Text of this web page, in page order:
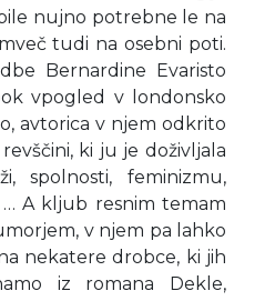
bile nujno potrebne le na
tudi na osebni poti.
Bernardine Evaristo
vpogled v londonsko
avtorica v njem odkrito
ki ju je doživljala
spolnosti, feminizmu,
A kljub resnim temam
v njem pa lahko
nekatere drobce, ki jih
iz romana Dekle,